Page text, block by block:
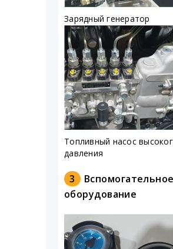
Зарядный генератор
Топливный насос
давления
3
Вспомогательное
оборудование